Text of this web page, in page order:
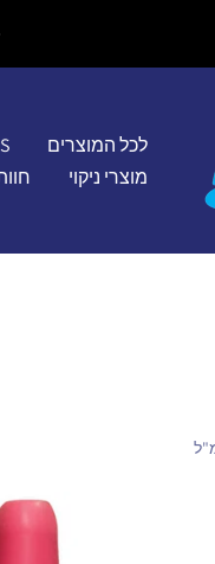
לכל המוצרים
מוצרי ניקוי